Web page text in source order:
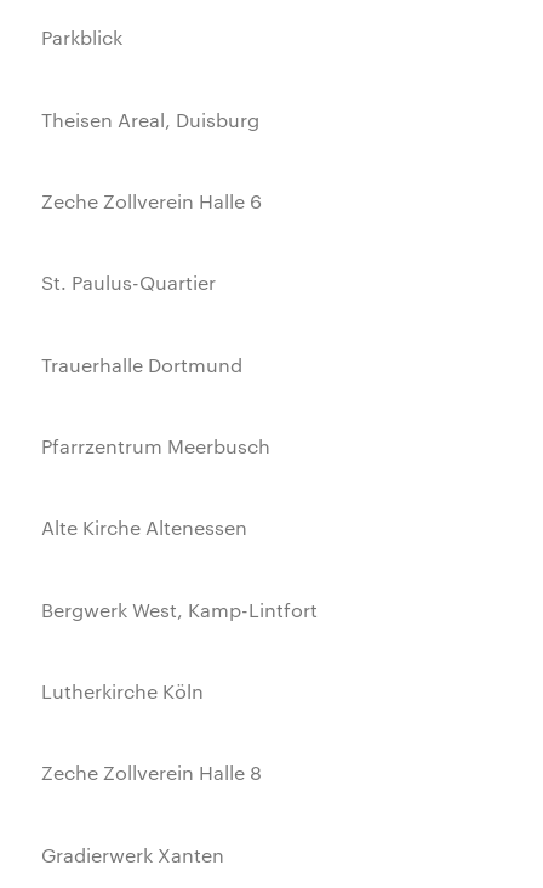
Parkblick
Theisen Areal, Duisburg
Zeche Zollverein Halle 6
St. Paulus-Quartier
Trauerhalle Dortmund
Pfarrzentrum Meerbusch
Alte Kirche Altenessen
Bergwerk West, Kamp-Lintfort
Lutherkirche Köln
Zeche Zollverein Halle 8
Gradierwerk Xanten